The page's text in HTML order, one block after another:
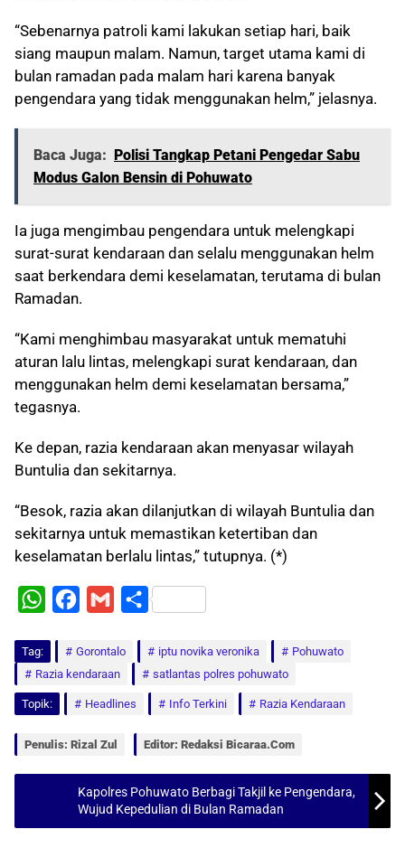
“Sebenarnya patroli kami lakukan setiap hari, baik
siang maupun malam. Namun, target utama kami di
bulan ramadan pada malam hari karena banyak
pengendara yang tidak menggunakan helm,” jelasnya.
Baca Juga: Polisi Tangkap Petani Pengedar Sabu
Modus Galon Bensin di Pohuwato
Ia juga mengimbau pengendara untuk melengkapi
surat-surat kendaraan dan selalu menggunakan helm
saat berkendara demi keselamatan, terutama di bulan
Ramadan.
“Kami menghimbau masyarakat untuk mematuhi
aturan lalu lintas, melengkapi surat kendaraan, dan
menggunakan helm demi keselamatan bersama,”
tegasnya.
Ke depan, razia kendaraan akan menyasar wilayah
Buntulia dan sekitarnya.
“Besok, razia akan dilanjutkan di wilayah Buntulia dan
sekitarnya untuk memastikan ketertiban dan
keselamatan berlalu lintas,” tutupnya. (*)
W
t
s
c
e
b
k
a
i
l
S
a
r
Tag: Gorontalo iptu novika veronika
Pohuwato
Razia kendaraan
satlantas polres pohuwato
Topik: Headlines Info Terkini Razia Kendaraan
Penulis: Rizal Zul Editor: Redaksi Bicaraa.com
Kapolres Pohuwato Berbagi Takjil ke Pengendara,
Wujud Kepedulian di Bulan Ramadan